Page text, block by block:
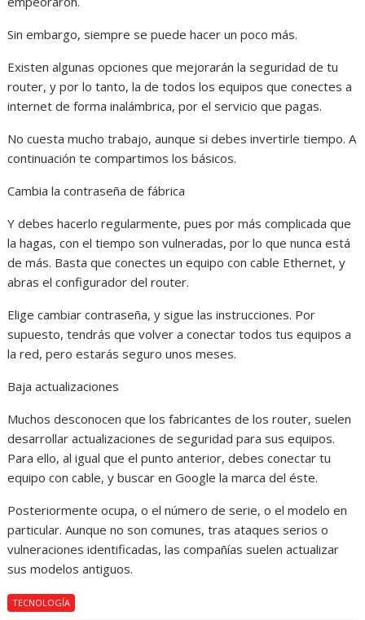
Sin embargo, siempre se puede hacer un poco más.
Existen algunas opciones que mejorarán la seguridad de tu
router, y por lo tanto, la de todos los equipos que conectes a
internet de forma inalámbrica, por el servicio que pagas.
No cuesta mucho trabajo, aunque si debes invertirle tiempo. A
continuación te compartimos los básicos.
Cambia la contraseña de fábrica
Y debes hacerlo regularmente, pues por más complicada que
la hagas, con el tiempo son vulneradas, por lo que nunca está
de más. Basta que conectes un equipo con cable Ethernet, y
abras el configurador del router.
Elige cambiar contraseña, y sigue las instrucciones. Por
supuesto, tendrás que volver a conectar todos tus equipos a
la red, pero estarás seguro unos meses.
Baja actualizaciones
Muchos desconocen que los fabricantes de los router, suelen
desarrollar actualizaciones de seguridad para sus equipos.
Para ello, al igual que el punto anterior, debes conectar tu
equipo con cable, y buscar en Google la marca del éste.
Posteriormente ocupa, o el número de serie, o el modelo en
particular. Aunque no son comunes, tras ataques serios o
vulneraciones identificadas, las compañías suelen actualizar
sus modelos antiguos.
TECNOLOGÍA